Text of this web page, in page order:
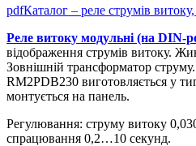
pdfКаталог – реле струмів
Реле витоку модульні (на DIN-
відображення струмів витоку.
Зовнішній трансформатор
RM2PDB230 виготовляється у
монтується на панель.
Регулювання: струму витоку
спрацювання 0,2…10 секунд.